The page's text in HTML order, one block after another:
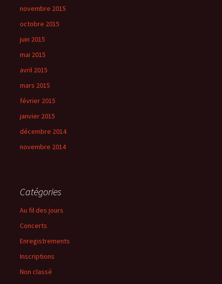
novembre 2015
octobre 2015
juin 2015
mai 2015
avril 2015
mars 2015
février 2015
janvier 2015
décembre 2014
novembre 2014
Catégories
Au fil des jours
Concerts
Enregistrements
Inscriptions
Non classé